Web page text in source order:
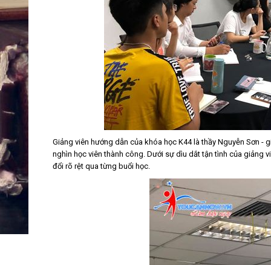
Giảng viên hướng dẫn của khóa học K44 là thầy Nguyễn Sơn
nghìn học viên thành công. Dưới sự dìu dắt tận tình của giảng
đổi rõ rệt qua từng buổi học.